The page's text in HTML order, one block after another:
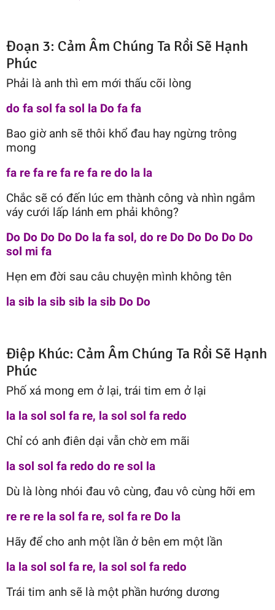
Đoạn 3: Cảm Âm Chúng Ta Rồi Sẽ Hạnh
Phúc
Phải là anh thì em mới thấu cõi lòng
do fa sol fa sol la Do fa fa
Bao giờ anh sẽ thôi khổ đau hay ngừng trông
mong
fa re fa re fa re fa re do la la
Chắc sẽ có đến lúc em thành công và nhìn ngắm
váy cưới lấp lánh em phải không?
Do Do Do Do Do la fa sol, do re Do Do Do Do Do
sol mi fa
Hẹn em đời sau câu chuyện mình không tên
la sib la sib sib la sib Do Do
Điệp Khúc: Cảm Âm Chúng Ta Rồi Sẽ Hạnh
Phúc
Phố xá mong em ở lại, trái tim em ở lại
la la sol sol fa re, la sol sol fa redo
Chỉ có anh điên dại vẫn chờ em mãi
la sol sol fa redo do re sol la
Dù là lòng nhói đau vô cùng, đau vô cùng hỡi em
re re re la sol fa re, sol fa re Do la
Hãy để cho anh một lần ở bên em một lần
la la sol sol fa re, la sol sol fa redo
Trái tim anh sẽ là một phần hướng dương